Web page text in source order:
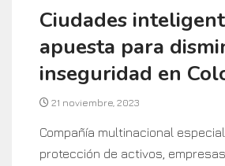
Ciudades
apuesta para
inseguridad en
21 noviembre, 2023
Compañía multinacional
protección de activos,